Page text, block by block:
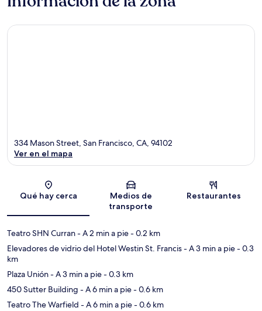
Sección del mapa
334 Mason Street, San Francisco, CA, 94102
Ver en el mapa
Qué hay cerca
Medios de
transporte
Restaurantes
Teatro SHN Curran- A 2 min a pie- 0.2 km
Elevadores de vidrio del Hotel Westin St. Francis- A 3 min a pie- 0.3
km
Plaza Unión- A 3 min a pie- 0.3 km
450 Sutter Building - A 6 min a pie- 0.6 km
Teatro The Warfield - A 6 min a pie- 0.6 km